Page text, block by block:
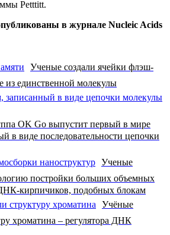
Petttitt.
в журнале Nucleic Acids
Ученые создали ячейки флэш-
из единственной молекулы
OK Go выпустит первый в мире
в виде последовательности цепочки
Ученые
постройки больших объемных
кирпичиков, подобных блокам
Учёные
хроматина – регулятора ДНК